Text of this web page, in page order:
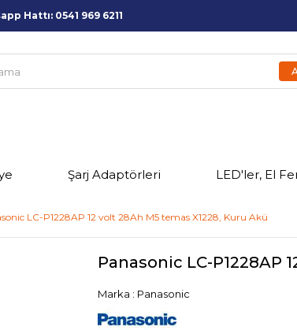
Hattı: 0541 969 6211
Şarj Adaptörleri LED'ler, El
LC-P1228AP 12 volt 28Ah M5 temas X1228, Kuru Akü
Panasonic LC-P1228AP
Marka : Panasonic